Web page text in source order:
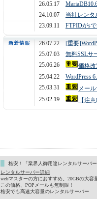
26.05.17
24.10.07
当社レン
23.09.11
FTPIDがs
26.07.22
[重要
25.07.03
無料SSLサ
25.06.26
価格
25.04.22
WordPress
25.03.31
メー
25.02.19
【注
格安！「業界人御用達レンタルサーバ
レンタルサーバー詳細
webマスターの方におすすめ。20GBの大容
この価格、POPメールも無制限！
格安でも高速大容量のレンタルサーバー